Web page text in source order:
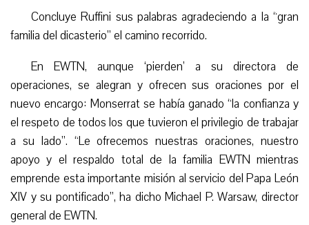
Concluye Ruffini sus palabras agradeciendo a la “gran
familia del dicasterio” el camino recorrido.
En EWTN, aunque ‘pierden’ a su directora de
operaciones, se alegran y ofrecen sus oraciones por el
nuevo encargo: Monserrat se había ganado “la confianza y
el respeto de todos los que tuvieron el privilegio de trabajar
a su lado”. “Le ofrecemos nuestras oraciones, nuestro
apoyo y el respaldo total de la familia EWTN mientras
emprende esta importante misión al servicio del Papa León
XIV y su pontificado”, ha dicho Michael P. Warsaw, director
general de EWTN.